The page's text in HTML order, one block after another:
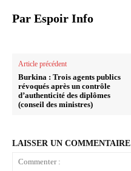
Par Espoir Info
Article précédent
Burkina : Trois agents publics
révoqués après un contrôle
d’authenticité des diplômes
(conseil des ministres)
LAISSER UN COMMENTAIRE